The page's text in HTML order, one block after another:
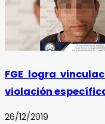
FGE logra
violación
26/12/2019